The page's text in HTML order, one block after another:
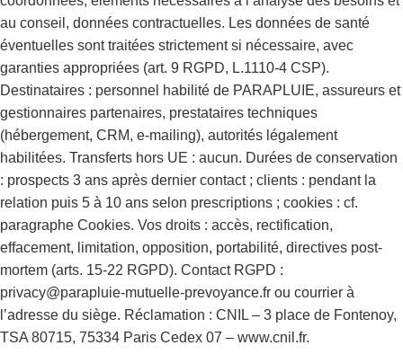
au conseil, données contractuelles. Les données de santé
éventuelles sont traitées strictement si nécessaire, avec
garanties appropriées (art. 9 RGPD, L.1110-4 CSP).
Destinataires : personnel habilité de PARAPLUIE, assureurs et
gestionnaires partenaires, prestataires techniques
(hébergement, CRM, e-mailing), autorités légalement
habilitées. Transferts hors UE : aucun. Durées de conservation
: prospects 3 ans après dernier contact ; clients : pendant la
relation puis 5 à 10 ans selon prescriptions ; cookies : cf.
paragraphe Cookies. Vos droits : accès, rectification,
effacement, limitation, opposition, portabilité, directives post-
mortem (arts. 15-22 RGPD). Contact RGPD :
privacy@parapluie-mutuelle-prevoyance.fr ou courrier à
l’adresse du siège. Réclamation : CNIL – 3 place de Fontenoy,
TSA 80715, 75334 Paris Cedex 07 – www.cnil.fr.